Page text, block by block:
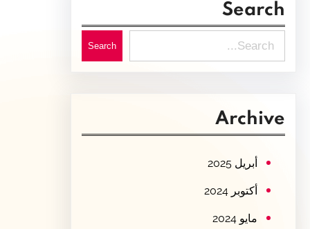
Search
e
c
Search
Archive
أبريل 2025
أكتوبر 2024
مايو 2024